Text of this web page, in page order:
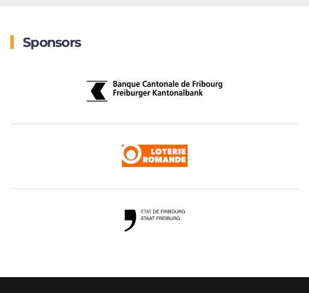
Sponsors